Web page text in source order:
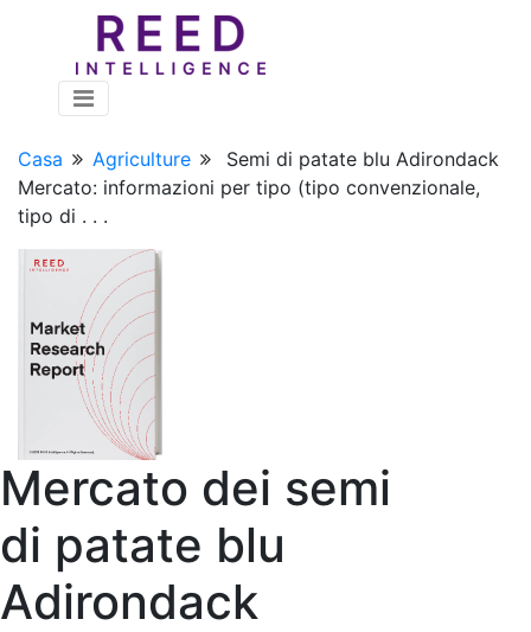
Casa Agriculture
Semi di patate blu Adirondack
Mercato: informazioni per tipo (tipo convenzionale,
tipo di . . .
Mercato dei semi
di patate blu
Adirondack